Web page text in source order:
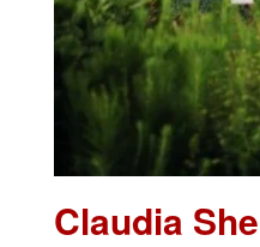
Claudia